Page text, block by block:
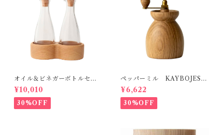
オイル＆ビネガーボトルセッ
ト KAYBOJESEN
¥10,010
30%OFF
ペッパーミル KAYBOJESE
N
¥6,622
30%OFF